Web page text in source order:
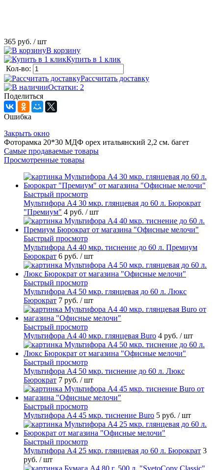
365 руб. / шт
В корзину
Купить в 1 клик
Кол-во:
Рассчитать доставку
Остатки: 2
Поделиться
Ошибка
Закрыть окно
Фоторамка 20*30 МДФ орех итальянский 2,2 см. багет
Самые продаваемые товары
Просмотренные товары
Быстрый просмотр
Мультифора А4 30 мкр. глянцевая до 60 л. Бюрократ
"Премиум" 4 руб. / шт
Быстрый просмотр
Мультифора А4 40 мкр. тиснение до 60 л. Премиум
Бюрократ 6 руб. / шт
Быстрый просмотр
Мультифора А4 50 мкр. глянцевая до 60 л. Люкс
Бюрократ 7 руб. / шт
Быстрый просмотр
Мультифора А4 40 мкр. глянцевая Buro 4 руб. / шт
Быстрый просмотр
Мультифора А4 50 мкр. тиснение до 60 л. Люкс
Бюрократ 7 руб. / шт
Быстрый просмотр
Мультифора А4 45 мкр. тиснение Buro 5 руб. / шт
Быстрый просмотр
Мультифора А4 25 мкр. глянцевая до 60 л. Бюрократ 3
руб. / шт